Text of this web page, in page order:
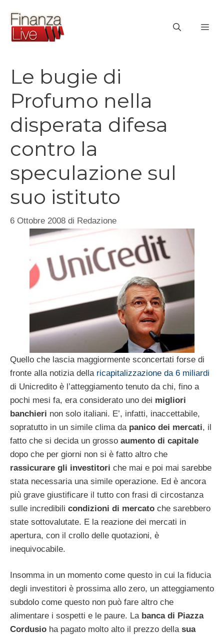
contenuto
Le bugie di
Profumo nella
disperata difesa
contro la
speculazione sul
suo istituto
6 Ottobre 2008 di Redazione
Quello che lascia maggiormente sconcertati forse di
fronte alla notizia della ricapitalizzazione da 6 miliardi
di Unicredito è l’atteggiamento tenuto da chi, fino a
pochi mesi fa, era considerato uno dei migliori
banchieri non solo italiani. E’, infatti, inaccettabile,
sopratutto in un simile clima da panico dei mercati, il
fatto che si decida un grosso aumento di capitale
dopo che per giorni non si è fatto altro che
rassicurare gli investitori che mai e poi mai sarebbe
stata necessaria una simile operazione. Ed è ancora
più grave giustificare il tutto con frasi di circostanza
sulle incredibili condizioni di mercato che sarebbero
state sottovalutate. E la reazione dei mercati in
apertura, con il crollo delle quotazioni, è
inequivocabile.
Insomma in un momento come questo in cui la fiducia
degli investitori è prossima allo zero, un atteggiamento
subdolo come questo non può fare altro che
alimentare i sospetti e le paure. La banca di Piazza
Cordusio ha pagato molto alto il prezzo della sua